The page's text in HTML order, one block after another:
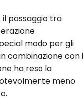
passaggio tra
modo per gli
combinazione con
ha reso la
meno